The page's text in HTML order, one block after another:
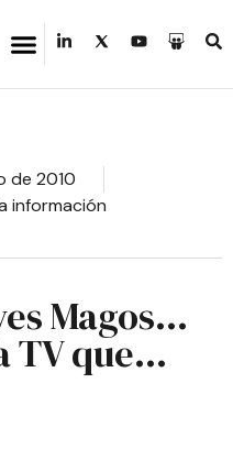
de 2010
información
Magos…
TV que…